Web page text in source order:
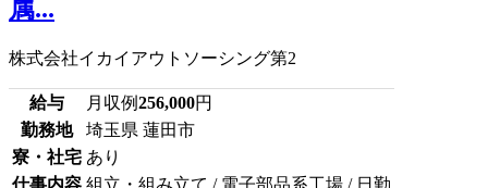
属...
株式会社イカイアウトソーシング第2
給与 月収例256,000円
勤務地
埼玉県 蓮田市
寮・社宅 あり
仕事内容 組立・組み立て / 電子部品系工場 / 日勤